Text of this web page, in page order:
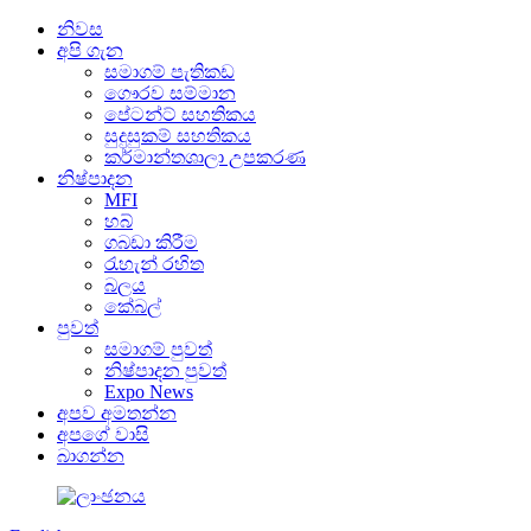
නිවස
අපි ගැන
සමාගම් පැතිකඩ
ගෞරව සම්මාන
පේටන්ට් සහතිකය
සුදුසුකම් සහතිකය
කර්මාන්තශාලා උපකරණ
නිෂ්පාදන
MFI
හබ්
ගබඩා කිරීම
රැහැන් රහිත
බලය
කේබල්
පුවත්
සමාගම් පුවත්
නිෂ්පාදන පුවත්
Expo News
අපව අමතන්න
අපගේ වාසි
බාගන්න